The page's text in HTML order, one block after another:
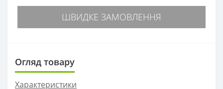
ШВИДКЕ ЗАМОВЛЕННЯ
Огляд товару
Характеристики